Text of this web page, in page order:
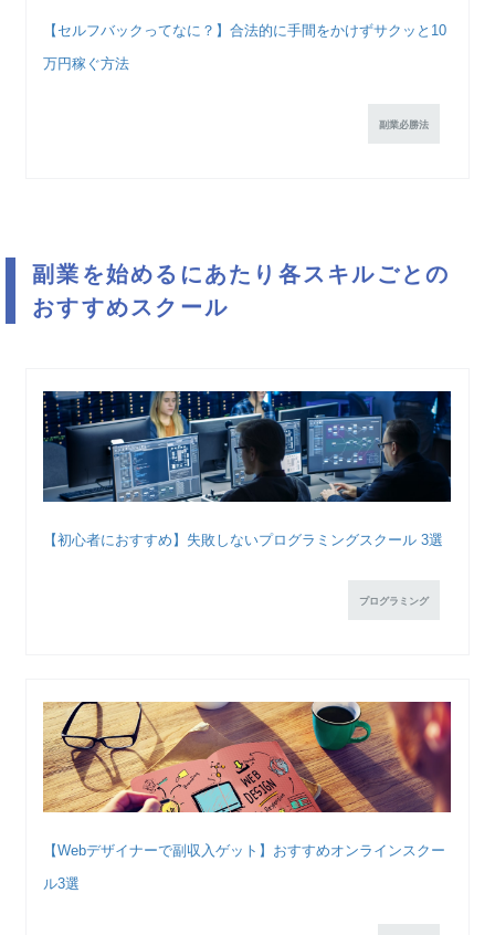
【セルフバックってなに？】合法的に手間をかけずサクッと10
万円稼ぐ方法
副業必勝法
副業を始めるにあたり各スキルごとの
おすすめスクール
【初心者におすすめ】失敗しないプログラミングスクール 3選
プログラミング
【Webデザイナーで副収入ゲット】おすすめオンラインスクー
ル3選